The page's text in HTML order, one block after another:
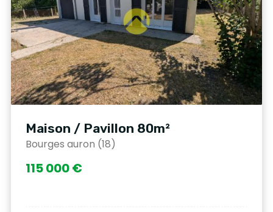
Maison / Pavillon 80m²
Bourges auron (18)
115 000 €